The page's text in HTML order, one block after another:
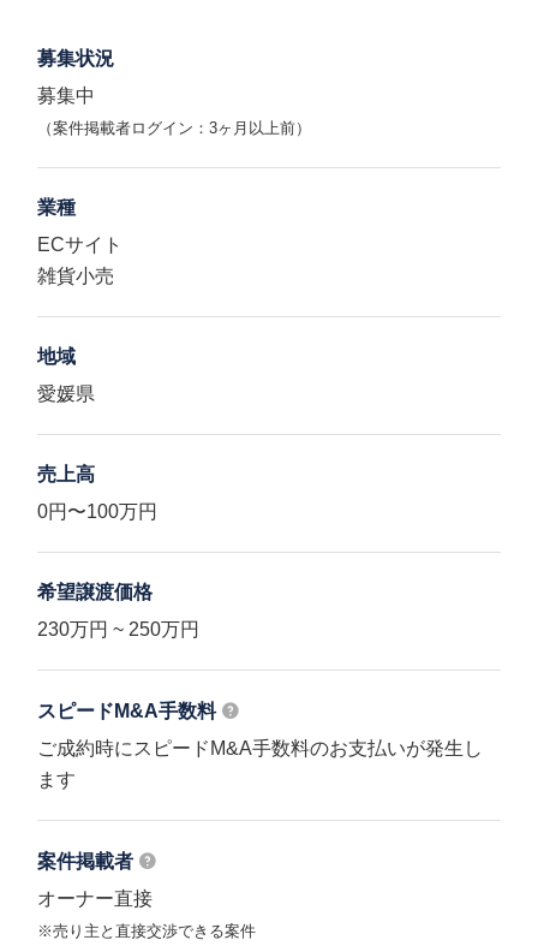
募集状況
募集中
（案件掲載者ログイン：3ヶ月以上前）
業種
ECサイト
雑貨小売
地域
愛媛県
売上高
0円〜100万円
希望譲渡価格
230万円 ~ 250万円
スピードM&A手数料
ご成約時にスピードM&A手数料のお支払いが発生し
ます
案件掲載者
オーナー直接
※売り主と直接交渉できる案件